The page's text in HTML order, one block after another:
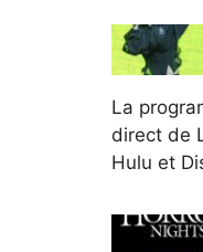
La
direct de
Hulu et